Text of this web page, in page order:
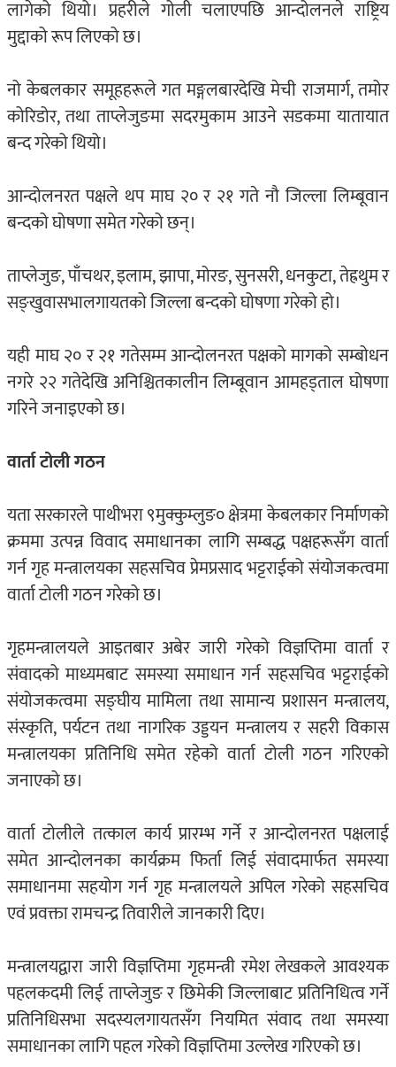
लागेको थियो। प्रहरीले गोली चलाएपछि आन्दोलनले राष्ट्रिय
मुद्दाको रूप लिएको छ।
नो केबलकार समूहहरूले गत मङ्गलबारदेखि मेची राजमार्ग, तमोर
कोरिडोर, तथा ताप्लेजुङमा सदरमुकाम आउने सडकमा यातायात
बन्द गरेको थियो।
आन्दोलनरत पक्षले थप माघ २० र २१ गते नौ जिल्ला लिम्बूवान
बन्दको घोषणा समेत गरेको छन्।
ताप्लेजुङ, पाँचथर, इलाम, झापा, मोरङ, सुनसरी, धनकुटा, तेह्रथुम र
सङ्खुवासभालगायतको जिल्ला बन्दको घोषणा गरेको हो।
यही माघ २० र २१ गतेसम्म आन्दोलनरत पक्षको मागको सम्बोधन
नगरे २२ गतेदेखि अनिश्चितकालीन लिम्बूवान आमहड्ताल घोषणा
गरिने जनाइएको छ।
वार्ता टोली गठन
यता सरकारले पाथीभरा ९मुक्कुम्लुङ० क्षेत्रमा केबलकार निर्माणको
क्रममा उत्पन्न विवाद समाधानका लागि सम्बद्ध पक्षहरूसँग वार्ता
गर्न गृह मन्त्रालयका सहसचिव प्रेमप्रसाद भट्टराईको संयोजकत्वमा
वार्ता टोली गठन गरेको छ।
गृहमन्त्रालयले आइतबार अबेर जारी गरेको विज्ञप्तिमा वार्ता र
संवादको माध्यमबाट समस्या समाधान गर्न सहसचिव भट्टराईको
संयोजकत्वमा सङ्घीय मामिला तथा सामान्य प्रशासन मन्त्रालय,
संस्कृति, पर्यटन तथा नागरिक उड्डयन मन्त्रालय र सहरी विकास
मन्त्रालयका प्रतिनिधि समेत रहेको वार्ता टोली गठन गरिएको
जनाएको छ।
वार्ता टोलीले तत्काल कार्य प्रारम्भ गर्ने र आन्दोलनरत पक्षलाई
समेत आन्दोलनका कार्यक्रम फिर्ता लिई संवादमार्फत समस्या
समाधानमा सहयोग गर्न गृह मन्त्रालयले अपिल गरेको सहसचिव
एवं प्रवक्ता रामचन्द्र तिवारीले जानकारी दिए।
मन्त्रालयद्वारा जारी विज्ञप्तिमा गृहमन्त्री रमेश लेखकले आवश्यक
पहलकदमी लिई ताप्लेजुङ र छिमेकी जिल्लाबाट प्रतिनिधित्व गर्ने
प्रतिनिधिसभा सदस्यलगायतसँग नियमित संवाद तथा समस्या
समाधानका लागि पहल गरेको विज्ञप्तिमा उल्लेख गरिएको छ।